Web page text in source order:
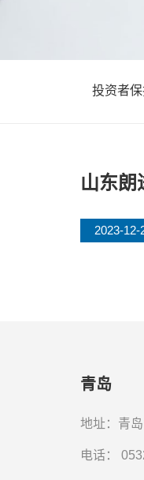
投资者保
山东朗
2023-12-
青岛
地址：青
电话：